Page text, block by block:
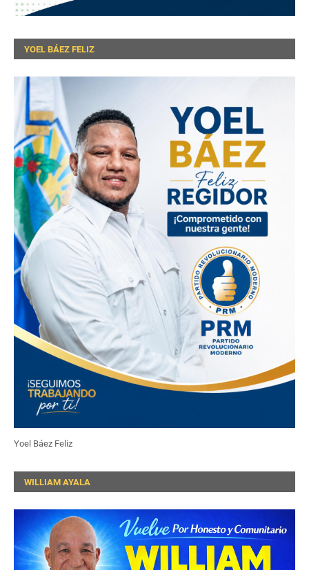
YOEL BÁEZ FELIZ
Yoel Báez Feliz
WILLIAM AYALA